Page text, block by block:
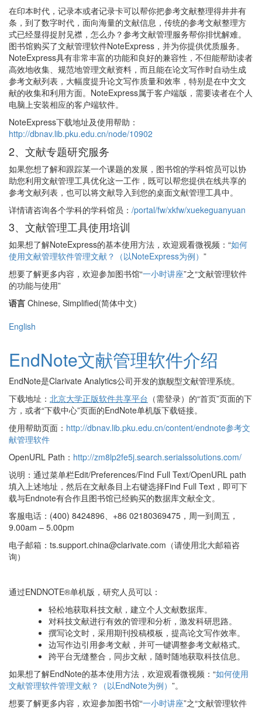
在印本时代，记录本或者记录卡可以帮你把参考文献整理得井井有
条，到了数字时代，面向海量的文献信息，传统的参考文献整理方
式已经显得捉肘见襟，怎么办？参考文献管理服务帮你排忧解难。
图书馆购买了文献管理软件NoteExpress，并为你提供优质服务。
NoteExpress具有非常丰富的功能和良好的兼容性，不但能帮助读者
高效地收集、规范地管理文献资料，而且能在论文写作时自动生成
参考文献列表，大幅度提升论文写作质量和效率，特别是在中文文
献的收集和利用方面。NoteExpress属于客户端版，需要读者在个人
电脑上安装相应的客户端软件。
NoteExpress下载地址及使用帮助：
http://dbnav.lib.pku.edu.cn/node/10902
2、文献专题研究服务
如果您想了解和跟踪某一个课题的发展，图书馆的学科馆员可以协
助您利用文献管理工具优化这一工作，既可以帮您提供在线共享的
参考文献列表，也可以将文献导入到您的桌面文献管理工具中。
详情请咨询各个学科的学科馆员： /portal/fw/xkfw/xuekeguanyuan
3、文献管理工具使用培训
如果想了解NoteExpress的基本使用方法，欢迎观看微视频：“如何
使用文献管理软件管理文献？（以NoteExpress为例） ”
想要了解更多内容，欢迎参加图书馆“一小时讲座”之“文献管理软件
的功能与使用”
语言 Chinese, Simplified(简体中文)
English
EndNote文献管理软件介绍
EndNote是Clarivate Analytics公司开发的旗舰型文献管理系统。
下载地址： 北京大学正版软件共享平台 （需登录）的“首页”页面的下
方，或者“下载中心”页面的EndNote单机版下载链接。
使用帮助页面： http://dbnav.lib.pku.edu.cn/content/endnote参考文
献管理软件
OpenURL Path： http://zm8lp2fe5j.search.serialssolutions.com/
说明：通过菜单栏Edit/Preferences/Find Full Text/OpenURL path
填入上述地址，然后在文献条目上右键选择Find Full Text，即可下
载与Endnote有合作且图书馆已经购买的数据库文献全文。
客服电话：(400) 8424896、+86 02180369475，周一到周五，
9.00am – 5.00pm
电子邮箱：ts.support.china@clarivate.com（请使用北大邮箱咨
询）
通过ENDNOTE®单机版，研究人员可以：
轻松地获取科技文献，建立个人文献数据库。
对科技文献进行有效的管理和分析，激发科研思路。
撰写论文时，采用期刊投稿模板，提高论文写作效率。
边写作边引用参考文献，并可一键调整参考文献格式。
跨平台无缝整合，同步文献，随时随地获取科技信息。
如果想了解EndNote的基本使用方法，欢迎观看微视频：“如何使用
文献管理软件管理文献？（以EndNote为例） ”。
想要了解更多内容，欢迎参加图书馆“一小时讲座”之“文献管理软件